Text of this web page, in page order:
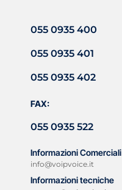
055 0935 400
055 0935 401
055 0935 402
FAX:
055 0935 522
Informazioni Comerciali
info@voipvoice.it
Informazioni tecniche